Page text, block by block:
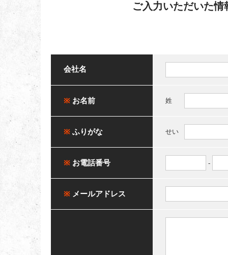
ご入力いただいた
会社名
※ お名前 姓
※ ふりがな せい
※ お電話番号 -
※ メールアドレス